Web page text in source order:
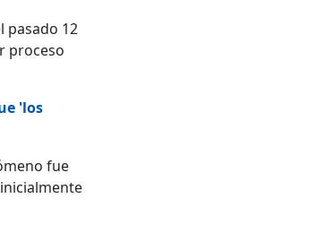
pasado 12
proceso
'los
fue